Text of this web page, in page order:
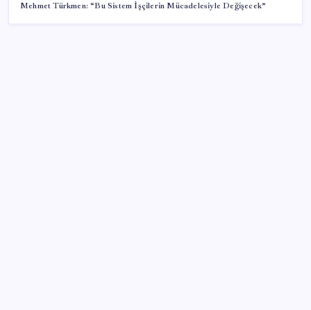
Mehmet Türkmen: “Bu Sistem İşçilerin Mücadelesiyle Değişecek”